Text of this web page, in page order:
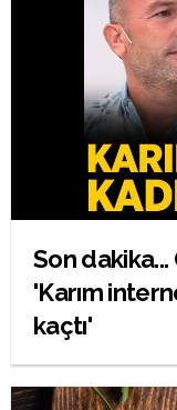
Son dakika...
'Karım
kaçtı'